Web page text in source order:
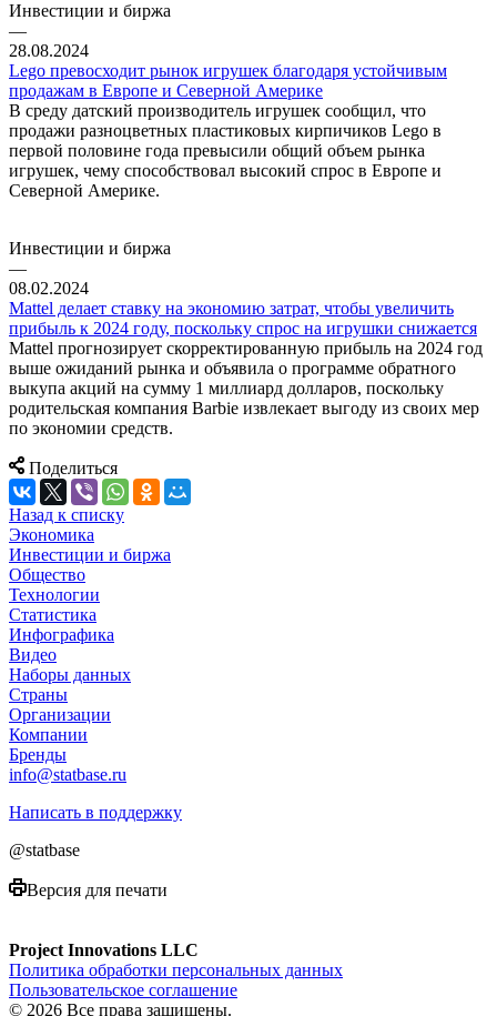
Инвестиции и биржа
—
28.08.2024
Lego превосходит рынок игрушек благодаря устойчивым
продажам в Европе и Северной Америке
В среду датский производитель игрушек сообщил, что
продажи разноцветных пластиковых кирпичиков Lego в
первой половине года превысили общий объем рынка
игрушек, чему способствовал высокий спрос в Европе и
Северной Америке.
Инвестиции и биржа
—
08.02.2024
Mattel делает ставку на экономию затрат, чтобы увеличить
прибыль к 2024 году, поскольку спрос на игрушки снижается
Mattel прогнозирует скорректированную прибыль на 2024 год
выше ожиданий рынка и объявила о программе обратного
выкупа акций на сумму 1 миллиард долларов, поскольку
родительская компания Barbie извлекает выгоду из своих мер
по экономии средств.
Поделиться
Назад к списку
Экономика
Инвестиции и биржа
Общество
Технологии
Cтатистика
Инфографика
Видео
Наборы данных
Страны
Организации
Компании
Бренды
info@statbase.ru
Написать в поддержку
@statbase
Версия для печати
Project Innovations LLC
Политика обработки персональных данных
Пользовательское соглашение
© 2026 Все права защищены.